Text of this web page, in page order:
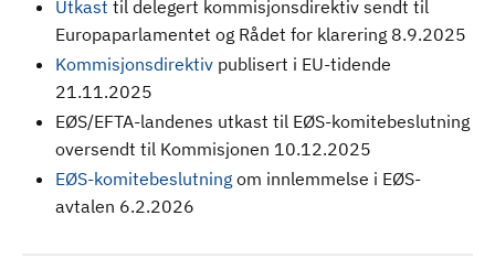
Utkast til delegert kommisjonsdirektiv sendt til
Europaparlamentet og Rådet for klarering 8.9.2025
Kommisjonsdirektiv publisert i EU-tidende
21.11.2025
EØS/EFTA-landenes utkast til EØS-komitebeslutning
oversendt til Kommisjonen 10.12.2025
EØS-komitebeslutning om innlemmelse i EØS-
avtalen 6.2.2026